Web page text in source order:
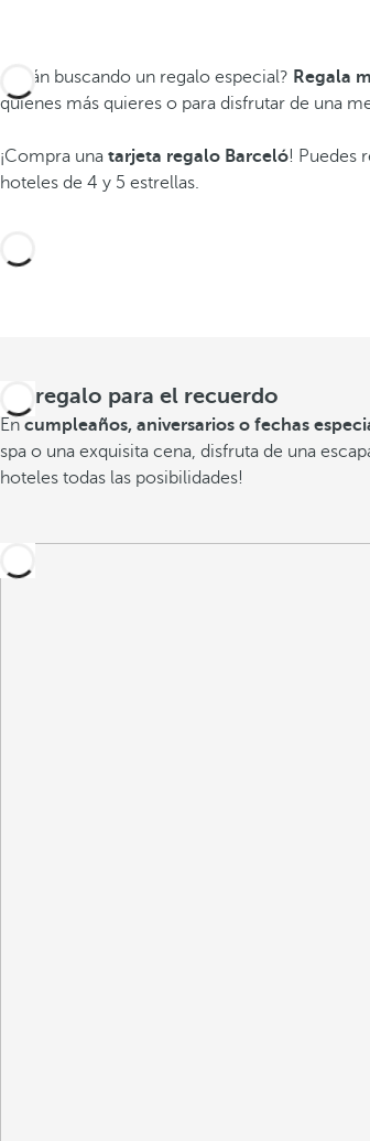
¿Están buscando un regalo especial? Regala
quienes más quieres o para disfrutar de una
¡Compra una tarjeta regalo Barceló! Puedes
hoteles de 4 y 5 estrellas.
Un regalo para el recuerdo
En cumpleaños, aniversarios o fechas
spa o una exquisita cena, disfruta de una
hoteles todas las posibilidades!